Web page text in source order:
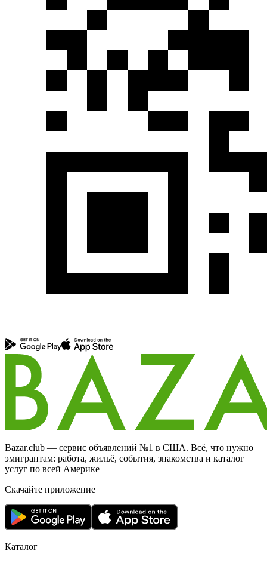
Bazar.club — сервис объявлений №1 в США. Всё, что нужно
эмигрантам: работа, жильё, события, знакомства и каталог
услуг по всей Америке
Скачайте приложение
Каталог